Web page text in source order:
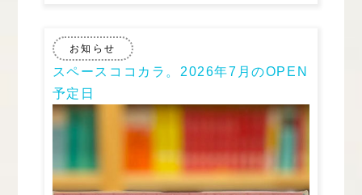
お知らせ
スペースココカラ。2026年7月のOPEN
予定日